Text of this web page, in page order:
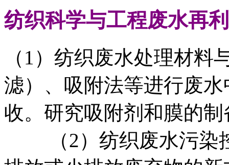
纺织科学与工程废水再
（1）纺织废水处理材
滤）、吸附法等进行废
收。研究吸附剂和膜的
（2）纺织废水污染